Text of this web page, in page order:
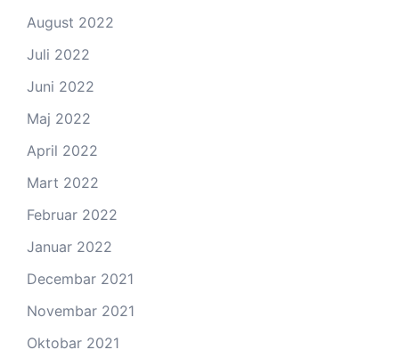
August 2022
Juli 2022
Juni 2022
Maj 2022
April 2022
Mart 2022
Februar 2022
Januar 2022
Decembar 2021
Novembar 2021
Oktobar 2021